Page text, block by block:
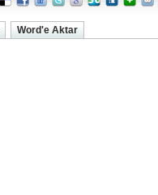
Word'e Aktar